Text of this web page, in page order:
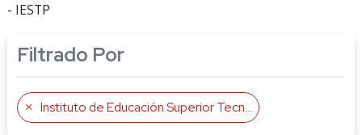
- IESTP
Filtrado Por
Instituto de Educación Superior Tecnológico Público Pasco